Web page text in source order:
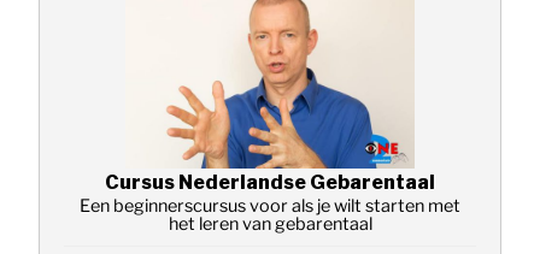
Cursus Nederlandse Gebarentaal
Een beginnerscursus voor als je wilt starten met
het leren van gebarentaal